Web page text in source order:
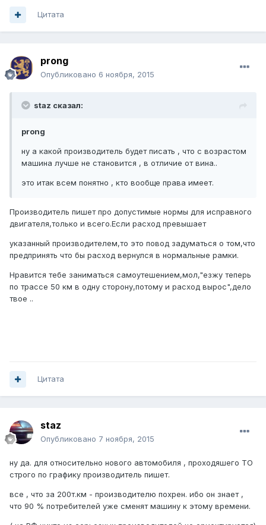
Цитата
prong
Опубликовано 6 ноября, 2015
staz сказал:
prong
ну а какой производитель будет писать , что с возрастом
машина лучше не становится , в отличие от вина..
это итак всем понятно , кто вообще права имеет.
Производитель пишет про допустимые нормы для исправного
двигателя,только и всего.Если расход превышает
указанный производителем,то это повод задуматься о том,что
предпринять что бы расход вернулся в нормальные рамки.
Нравится тебе заниматься самоутешением,мол,"езжу теперь
по трассе 50 км в одну сторону,потому и расход вырос",дело
твое ..
Цитата
staz
Опубликовано 7 ноября, 2015
ну да. для относительно нового автомобиля , проходяшего ТО
строго по графику производитель пишет.
все , что за 200т.км - производителю похрен. ибо он знает ,
что 90 % потребителей уже сменят машину к этому времени.